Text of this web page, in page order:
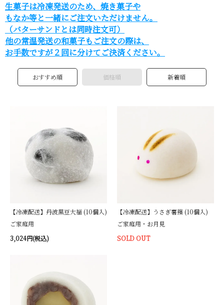
生菓子は冷凍発送のため、焼き菓子や
もなか等と一緒にご注文いただけません。
（バターサンドとは同時注文可）
他の常温発送の和菓子もご注文の際は、
お手数ですが２回に分けてご決済ください。
おすすめ順 価格順 新着順
【冷凍配送】丹波黒豆大福 (10個入)
ご家庭用
3,024円(税込)
【冷凍配送】うさぎ薯蕷 (10個入)
ご家庭用・お月見
SOLD OUT